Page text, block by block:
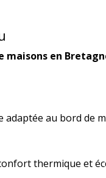
maisons en
adaptée au bord de
thermique et